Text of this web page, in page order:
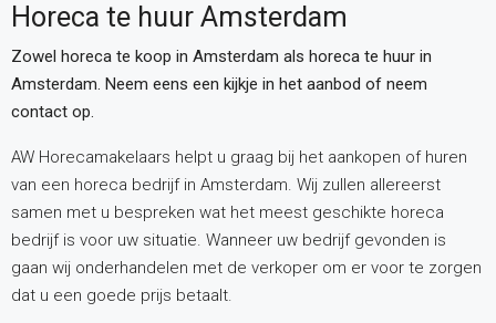
Horeca te huur Amsterdam
Zowel horeca te koop in Amsterdam als horeca te huur in
Amsterdam. Neem eens een kijkje in het aanbod of neem
contact op.
AW Horecamakelaars helpt u graag bij het aankopen of huren
van een horeca bedrijf in Amsterdam. Wij zullen allereerst
samen met u bespreken wat het meest geschikte horeca
bedrijf is voor uw situatie. Wanneer uw bedrijf gevonden is
gaan wij onderhandelen met de verkoper om er voor te zorgen
dat u een goede prijs betaalt.